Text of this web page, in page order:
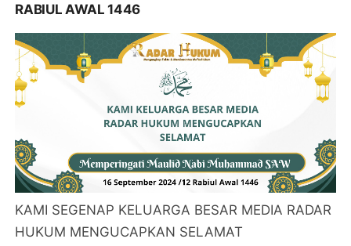
RABIUL AWAL 1446
KAMI SEGENAP KELUARGA BESAR MEDIA RADAR
HUKUM MENGUCAPKAN SELAMAT